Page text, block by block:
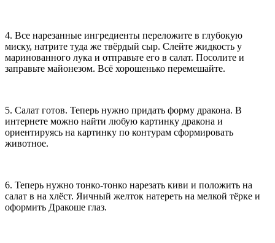
4. Все нарезанные ингредиенты переложите в глубокую
миску, натрите туда же твёрдый сыр. Слейте жидкость у
маринованного лука и отправьте его в салат. Посолите и
заправьте майонезом. Всё хорошенько перемешайте.
5. Салат готов. Теперь нужно придать форму дракона. В
интернете можно найти любую картинку дракона и
ориентируясь на картинку по контурам сформировать
животное.
6. Теперь нужно тонко-тонко нарезать киви и положить на
салат в на хлёст. Яичный желток натереть на мелкой тёрке и
оформить Дракоше глаз.